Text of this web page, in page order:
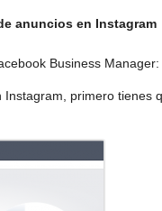
anuncios en Instagram
Business Manager:
Instagram, primero